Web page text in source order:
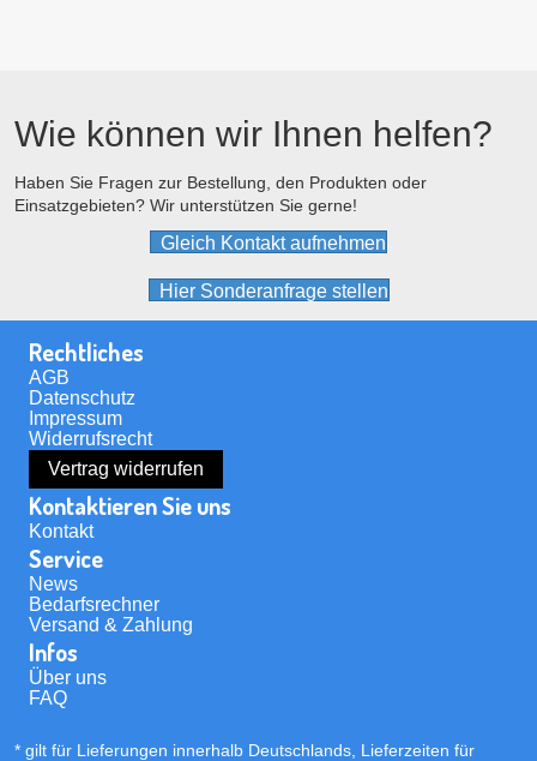
können
der
Produktseite
gewählt
werden
Wie können wir Ihnen helfen?
Haben Sie Fragen zur Bestellung, den Produkten oder
Einsatzgebieten? Wir unterstützen Sie gerne!
Gleich Kontakt aufnehmen
Hier Sonderanfrage stellen
Rechtliches
AGB
Datenschutz
Impressum
Widerrufsrecht
Vertrag widerrufen
Kontaktieren Sie uns
Kontakt
Service
News
Bedarfsrechner
Versand & Zahlung
Infos
Über uns
FAQ
* gilt für Lieferungen innerhalb Deutschlands, Lieferzeiten für